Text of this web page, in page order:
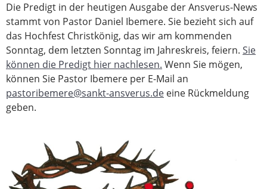
Die Predigt in der heutigen Ausgabe der Ansverus-News
stammt von Pastor Daniel Ibemere. Sie bezieht sich auf
das Hochfest Christkönig, das wir am kommenden
Sonntag, dem letzten Sonntag im Jahreskreis, feiern. Sie
können die Predigt hier nachlesen. Wenn Sie mögen,
können Sie Pastor Ibemere per E-Mail an
pastoribemere@sankt-ansverus.de eine Rückmeldung
geben.